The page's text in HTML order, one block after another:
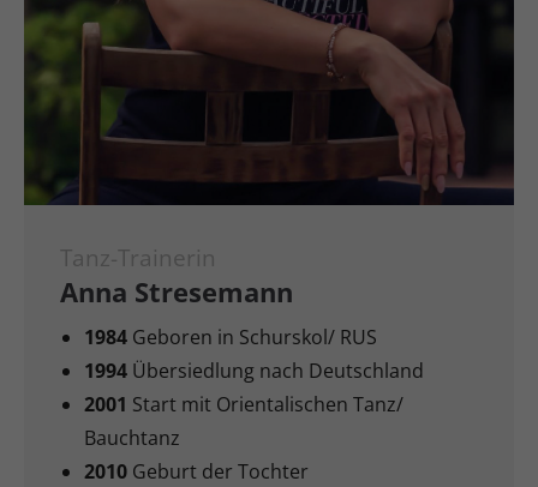
Tanz-Trainerin
Anna Stresemann
1984 Geboren in Schurskol/ RUS
1994 Übersiedlung nach Deutschland
2001 Start mit Orientalischen Tanz/
Bauchtanz
2010 Geburt der Tochter